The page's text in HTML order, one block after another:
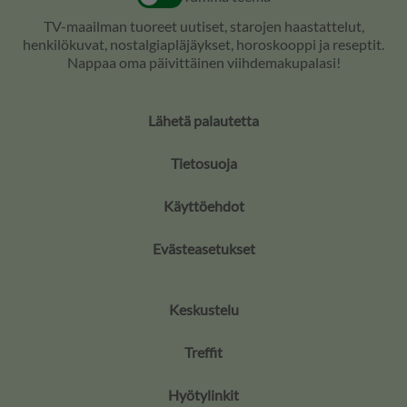
TV-maailman tuoreet uutiset, starojen haastattelut,
henkilökuvat, nostalgiapläjäykset, horoskooppi ja reseptit.
Nappaa oma päivittäinen viihdemakupalasi!
Lähetä palautetta
Tietosuoja
Käyttöehdot
Evästeasetukset
Keskustelu
Treffit
Hyötylinkit